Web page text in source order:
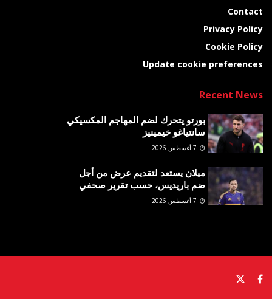
Contact
Privacy Policy
Cookie Policy
Update cookie preferences
Recent News
بورتو يتحرك لضم المهاجم المكسيكي
سانتياغو خيمينيز
ميلان يستعد لتقديم عرض من أجل
ضم باريديس، حسب تقرير صحفي